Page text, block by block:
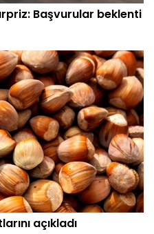
Başvurular beklenti
açıkladı